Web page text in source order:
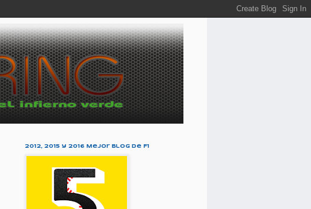
2012, 2015 y 2016 Mejor Blog de F1